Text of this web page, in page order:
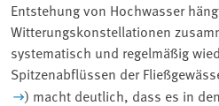
Entstehung von Hochwasser
Witterungskonstellationen
systematisch und regelmäßig
Spitzenabflüssen der
) macht deutlich, dass es in